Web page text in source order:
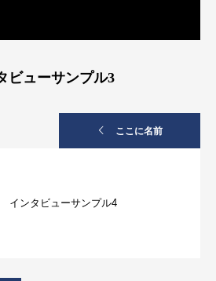
ビューサンプル3
ここに名前
インタビューサンプル4